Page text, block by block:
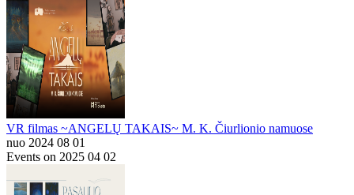
VR filmas ~ANGELŲ TAKAIS~ M. K. Čiurlionio namuose
nuo 2024 08 01
Events on 2025 04 02